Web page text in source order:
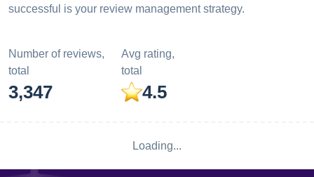
successful is your review management strategy.
Number of reviews,
total
3,347
Avg rating,
total
4.5
Loading...